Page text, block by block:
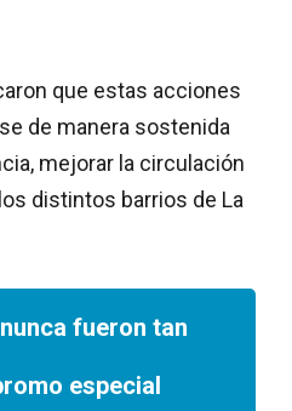
que estas acciones
de manera sostenida
mejorar la circulación
distintos barrios de La
fueron tan
especial